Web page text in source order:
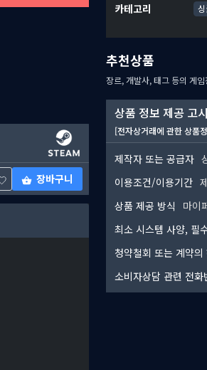
장바구니
카테고리
추천상품
장르, 개발사, 태그 등의 게
상품 정보 제공 고시
[전자상거래에 관한 상품
제작자 또는 공급자
이용조건/이용기간
상품 제공 방식
마이
최소 시스템 사양, 필
청약철회 또는 계약
소비자상담 관련 전화